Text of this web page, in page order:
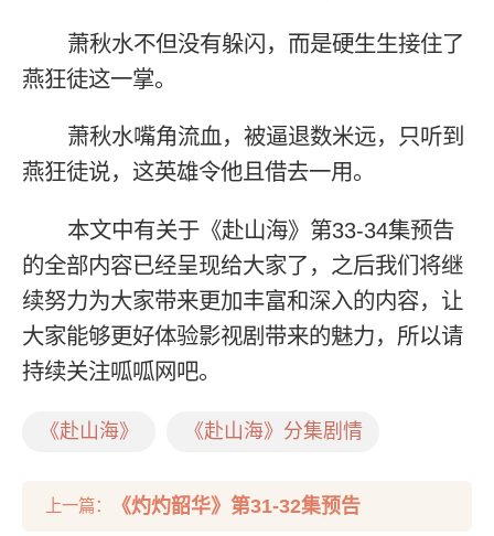
萧秋水不但没有躲闪，而是硬生生接住了
燕狂徒这一掌。
萧秋水嘴角流血，被逼退数米远，只听到
燕狂徒说，这英雄令他且借去一用。
本文中有关于《赴山海》第33-34集预告
的全部内容已经呈现给大家了，之后我们将继
续努力为大家带来更加丰富和深入的内容，让
大家能够更好体验影视剧带来的魅力，所以请
持续关注呱呱网吧。
《赴山海》 《赴山海》分集剧情
上一篇： 《灼灼韶华》第31-32集预告